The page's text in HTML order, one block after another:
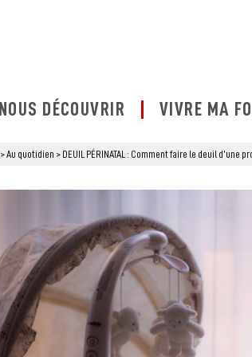
NOUS DÉCOUVRIR VIVRE MA FOI
>Au quotidien > DEUIL PÉRINATAL : Comment faire le deuil d’une